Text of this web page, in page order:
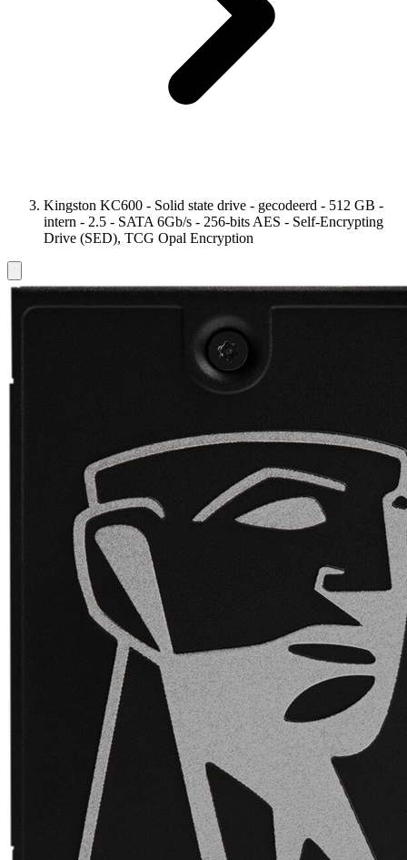
Kingston KC600 - Solid state drive - gecodeerd - 512 GB -
intern - 2.5 - SATA 6Gb/s - 256-bits AES - Self-Encrypting
Drive (SED), TCG Opal Encryption